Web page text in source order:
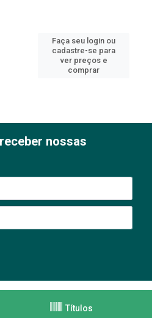
Faça seu login ou
cadastre-se para
ver preços e
comprar
nossas
Títulos